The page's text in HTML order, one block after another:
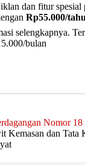
dan fitur spesial
Rp55.000/
selengkapnya.
bulan
Nomor
Kemasan dan Tata